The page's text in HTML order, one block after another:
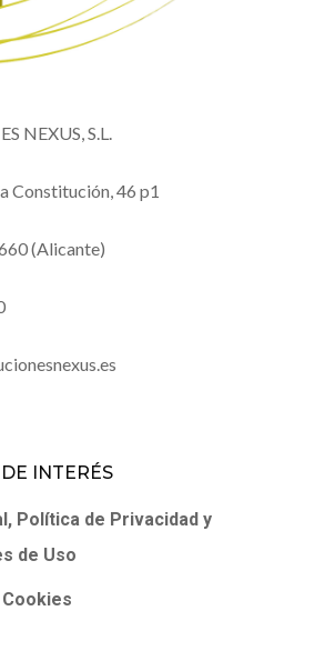
NEXUS, S.L.
Constitución, 46 p1
(Alicante)
INTERÉS
Política de Privacidad y
de Uso